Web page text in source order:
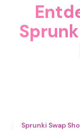
Sprunki Swap